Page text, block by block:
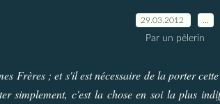
29.03.2012
Par un pèlerin
Frères ; et s'il est nécessaire de la porter
simplement, c'est la chose en soi la plus